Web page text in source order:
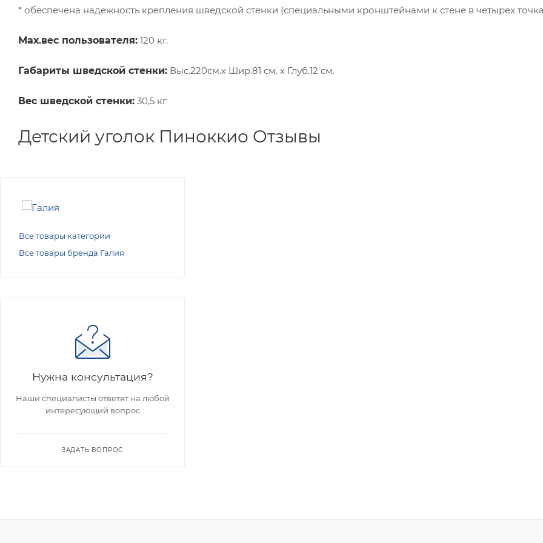
* обеспечена надежность крепления шведской стенки (специальными кронштейнами к стене в четырех
Мах.вес пользователя: 120 кг.
Габариты шведской стенки: Выс.220см.х Шир.81 см. х Глуб.12 см.
Вес шведской стенки: 30,5 кг
Детский уголок Пиноккио Отзывы
Все товары категории
Все товары бренда Галия
Нужна консультация?
Наши специалисты ответят на любой
интересующий вопрос
ЗАДАТЬ ВОПРОС